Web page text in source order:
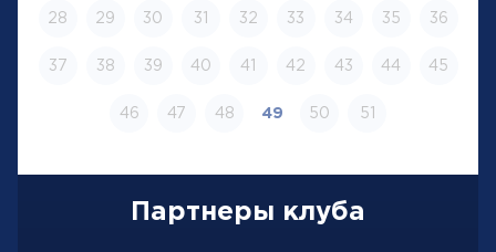
28 29 30 31 32 33 34 35 36
37 38 39 40 41 42 43 44 45
46 47 48 49 50 51
Партнеры клуба